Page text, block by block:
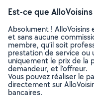
Est-ce que
Absolument !
et sans aucune
membre, qu’il soit
prestation de service ou
uniquement le prix de la
demandeur, et l’offreur.
Vous pouvez réaliser le
directement sur
bancaires.